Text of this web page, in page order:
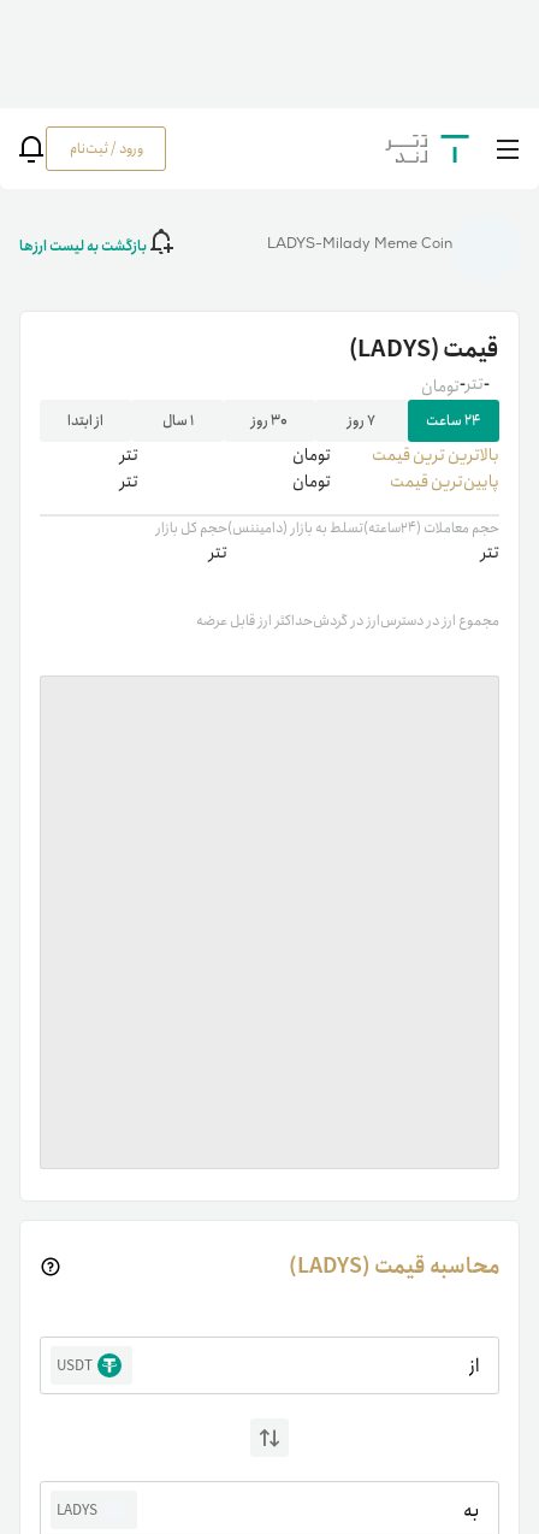
ورود / ثبت‌نام خانه رمزارزها/
قیمت لیدیز (LADYS) | خرید Milady Meme Coin | قیمت لحظه‌ای
LADYS-Milady Meme Coin بازگشت به لیست ارزها
قیمت(LADYS)
-تومان -تتر
۲۴ ساعت ۷ روز ۳۰ روز ۱ سال از ابتدا
بالاترین ‌ترین قیمت تومان
تتر
پایین‌ترین قیمت
تومان تتر
حجم معاملات (۲۴ساعته)
تتر
تسلط به بازار (دامیننس)حجم کل بازار
تتر
مجموع ارز در دسترسارز در گردشحداکثر ارز قابل عرضه
محاسبه قیمت (LADYS)
از USDT
به LADYS